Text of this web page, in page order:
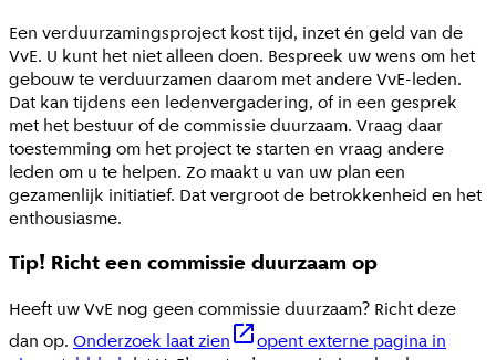
Een verduurzamingsproject kost tijd, inzet én geld van de
VvE. U kunt het niet alleen doen. Bespreek uw wens om het
gebouw te verduurzamen daarom met andere VvE-leden.
Dat kan tijdens een ledenvergadering, of in een gesprek
met het bestuur of de commissie duurzaam. Vraag daar
toestemming om het project te starten en vraag andere
leden om u te helpen. Zo maakt u van uw plan een
gezamenlijk initiatief. Dat vergroot de betrokkenheid en het
enthousiasme.
Tip! Richt een commissie duurzaam op
Heeft uw VvE nog geen commissie duurzaam? Richt deze
dan op. Onderzoek laat zien
opent externe pagina in